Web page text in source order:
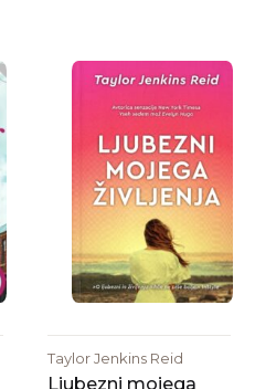
Taylor Jenkins Reid
Ljubezni mojega